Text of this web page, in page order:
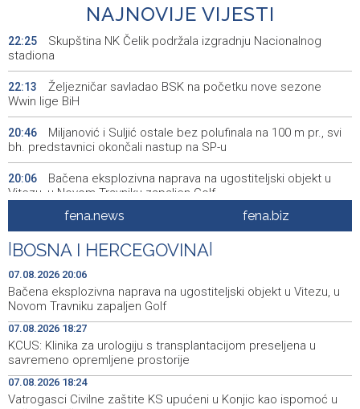
NAJNOVIJE VIJESTI
22:25
Skupština NK Čelik podržala izgradnju Nacionalnog
stadiona
22:13
Željezničar savladao BSK na početku nove sezone
Wwin lige BiH
20:46
Miljanović i Suljić ostale bez polufinala na 100 m pr., svi
bh. predstavnici okončali nastup na SP-u
20:06
Bačena eksplozivna naprava na ugostiteljski objekt u
Vitezu, u Novom Travniku zapaljen Golf
Galerija ULUPUBiH otvara novu izlagačku sezonu,
predstavlja novi izlagački program
19:44 Faris Dževahirić novi nogometaš Veleža
19:21 Announcement of events for Saturday, 8 August 2026
19:10
Rudari Milanovića ubijedili da ode kući, Memčić se već
ponovo vratio u jamu 'Raspotočje'
19:03
Sarajevo Film Festival presents Kinoscope and
Kinoscope Surreal programs
fena.news fena.biz
BOSNA I HERCEGOVINA
07.08.2026 20:06
Bačena eksplozivna naprava na ugostiteljski objekt u Vitezu, u
Novom Travniku zapaljen Golf
07.08.2026 18:27
KCUS: Klinika za urologiju s transplantacijom preseljena u
savremeno opremljene prostorije
07.08.2026 18:24
Vatrogasci Civilne zaštite KS upućeni u Konjic kao ispomoć u